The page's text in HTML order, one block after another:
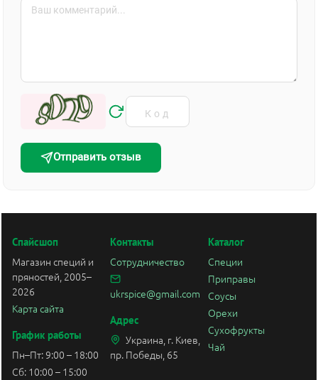
Отправить отзыв
Спайсшоп
Магазин специй и
пряностей, 2005–
2026
Карта сайта
График работы
Пн–Пт: 9:00 – 18:00
Сб: 10:00 – 15:00
Контакты
Сотрудничество
ukrspice@gmail.com
Адрес
Украина, г. Киев,
пр. Победы, 65
Каталог
Специи
Приправы
Соусы
Орехи
Сухофрукты
Чай